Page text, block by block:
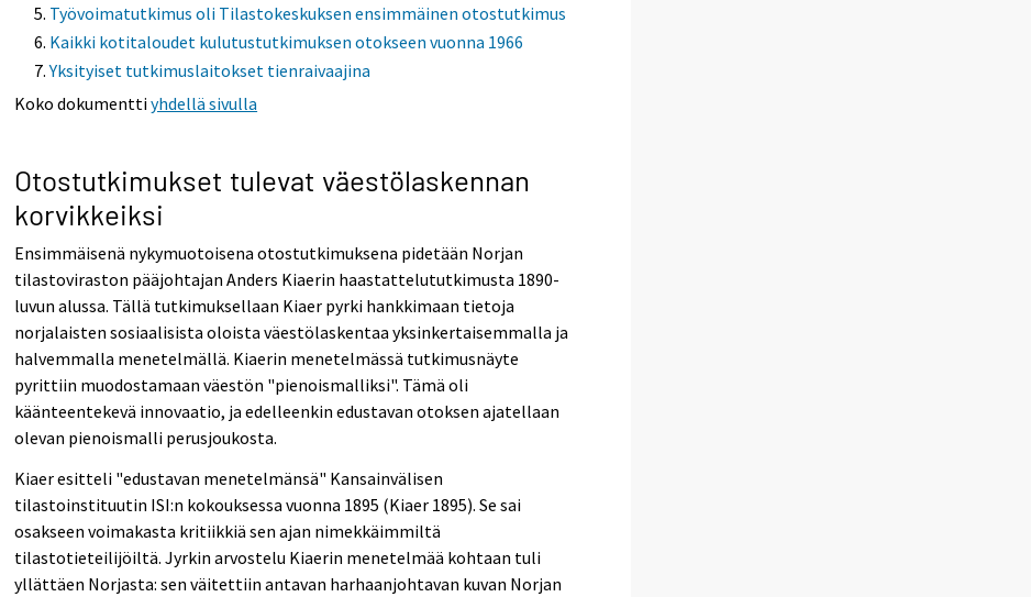
Työvoimatutkimus oli Tilastokeskuksen ensimmäinen otostutkimus
Kaikki kotitaloudet kulutustutkimuksen otokseen vuonna 1966
Yksityiset tutkimuslaitokset tienraivaajina
Koko dokumenttiyhdellä sivulla
Otostutkimukset tulevat väestölaskennan
korvikkeiksi
Ensimmäisenä nykymuotoisena otostutkimuksena pidetään Norjan
tilastoviraston pääjohtajan Anders Kiaerin haastattelututkimusta 1890-
luvun alussa. Tällä tutkimuksellaan Kiaer pyrki hankkimaan tietoja
norjalaisten sosiaalisista oloista väestölaskentaa yksinkertaisemmalla ja
halvemmalla menetelmällä. Kiaerin menetelmässä tutkimusnäyte
pyrittiin muodostamaan väestön "pienoismalliksi". Tämä oli
käänteentekevä innovaatio, ja edelleenkin edustavan otoksen ajatellaan
olevan pienoismalli perusjoukosta.
Kiaer esitteli "edustavan menetelmänsä" Kansainvälisen
tilastoinstituutin ISI:n kokouksessa vuonna 1895 (Kiaer 1895). Se sai
osakseen voimakasta kritiikkiä sen ajan nimekkäimmiltä
tilastotieteilijöiltä. Jyrkin arvostelu Kiaerin menetelmää kohtaan tuli
yllättäen Norjasta: sen väitettiin antavan harhaanjohtavan kuvan Norjan